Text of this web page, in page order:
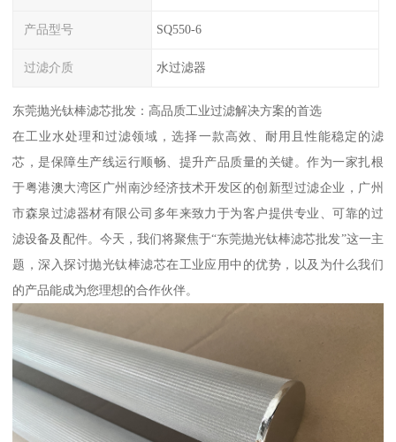
产品型号 SQ550-6
过滤介质 水过滤器
东莞抛光钛棒滤芯批发：高品质工业过滤解决方案的首选
在工业水处理和过滤领域，选择一款高效、耐用且性能稳定的滤
芯，是保障生产线运行顺畅、提升产品质量的关键。作为一家扎根
于粤港澳大湾区广州南沙经济技术开发区的创新型过滤企业，广州
市森泉过滤器材有限公司多年来致力于为客户提供专业、可靠的过
滤设备及配件。今天，我们将聚焦于“东莞抛光钛棒滤芯批发”这一主
题，深入探讨抛光钛棒滤芯在工业应用中的优势，以及为什么我们
的产品能成为您理想的合作伙伴。